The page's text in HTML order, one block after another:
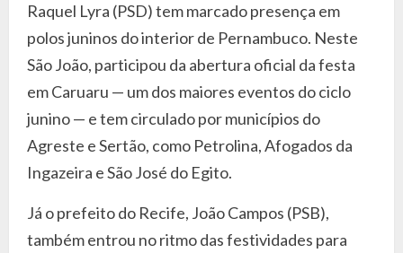
Raquel Lyra (PSD) tem marcado presença em
polos juninos do interior de Pernambuco. Neste
São João, participou da abertura oficial da festa
em Caruaru — um dos maiores eventos do ciclo
junino — e tem circulado por municípios do
Agreste e Sertão, como Petrolina, Afogados da
Ingazeira e São José do Egito.
Já o prefeito do Recife, João Campos (PSB),
também entrou no ritmo das festividades para